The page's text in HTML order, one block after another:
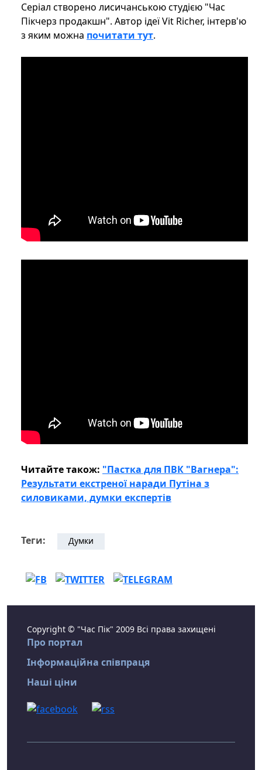
Серіал створено лисичанською студією "Час
Пікчерз продакшн". Автор ідеї Vit Richer, інтерв'ю
з яким можна почитати тут.
Читайте також: "Пастка для ПВК "Вагнера":
Результати екстреної наради Путіна з
силовиками, думки експертів
Теги: Думки
Copyright © "Час Пік" 2009 Всі права захищені
Про портал
Інформаційна співпраця
Наші ціни